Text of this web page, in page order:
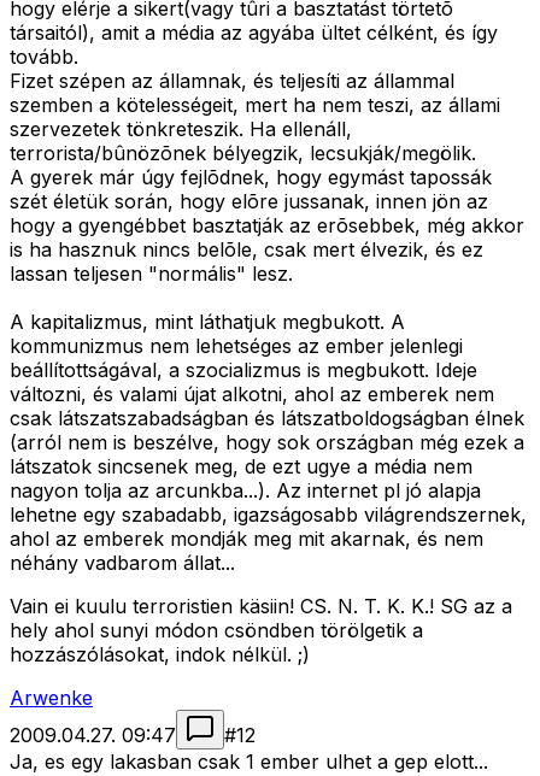
hogy elérje a sikert(vagy tûri a basztatást törtetõ
társaitól), amit a média az agyába ültet célként, és így
tovább.
Fizet szépen az államnak, és teljesíti az állammal
szemben a kötelességeit, mert ha nem teszi, az állami
szervezetek tönkreteszik. Ha ellenáll,
terrorista/bûnözõnek bélyegzik, lecsukják/megölik.
A gyerek már úgy fejlõdnek, hogy egymást tapossák
szét életük során, hogy elõre jussanak, innen jön az
hogy a gyengébbet basztatják az erõsebbek, még akkor
is ha hasznuk nincs belõle, csak mert élvezik, és ez
lassan teljesen "normális" lesz.
A kapitalizmus, mint láthatjuk megbukott. A
kommunizmus nem lehetséges az ember jelenlegi
beállítottságával, a szocializmus is megbukott. Ideje
változni, és valami újat alkotni, ahol az emberek nem
csak látszatszabadságban és látszatboldogságban élnek
(arról nem is beszélve, hogy sok országban még ezek a
látszatok sincsenek meg, de ezt ugye a média nem
nagyon tolja az arcunkba...). Az internet pl jó alapja
lehetne egy szabadabb, igazságosabb világrendszernek,
ahol az emberek mondják meg mit akarnak, és nem
néhány vadbarom állat...
Vain ei kuulu terroristien käsiin! CS. N. T. K. K.! SG az a
hely ahol sunyi módon csöndben törölgetik a
hozzászólásokat, indok nélkül. ;)
Arwenke
2009.04.27. 09:47
#12
Ja, es egy lakasban csak 1 ember ulhet a gep elott...